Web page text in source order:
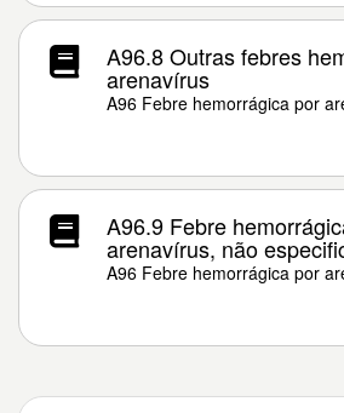
A96.8 Outras febres
arenavírus
A96 Febre hemorrágica por
A96.9 Febre
arenavírus, não
A96 Febre hemorrágica por